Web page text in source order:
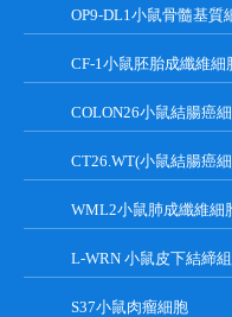
OP9-DL1小鼠骨髓基質
CF-1小鼠胚胎成纖維細
COLON26小鼠結腸癌
CT26.WT(小鼠結腸癌
WML2小鼠肺成纖維細
S37小鼠肉瘤細胞